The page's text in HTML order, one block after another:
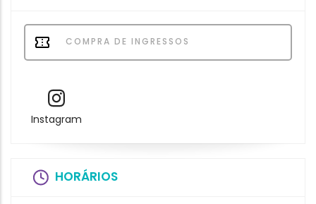
COMPRA DE INGRESSOS
Instagram
HORÁRIOS